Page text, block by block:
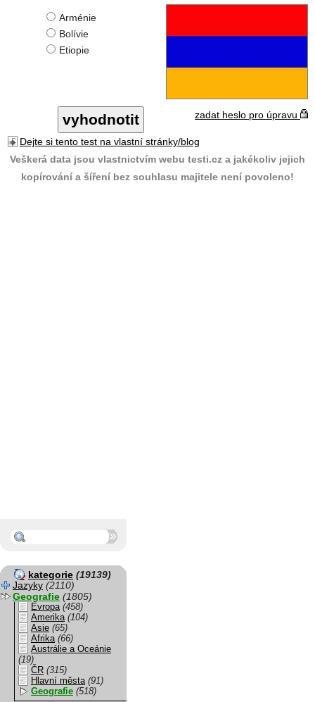
Arménie
Bolívie
Etiopie
zadat heslo pro úpravu
Dejte si tento test na vlastní stránky/blog
Veškerá data jsou vlastnictvím webu testi.cz a jakékoliv jejich
kopírování a šíření bez souhlasu majitele není povoleno!
kategorie (19139)
Jazyky (2110)
Geografie (1805)
Evropa (458)
Amerika (104)
Asie (65)
Afrika (66)
Austrálie a Oceánie
(19)
ČR (315)
Hlavní města (91)
Geografie (518)